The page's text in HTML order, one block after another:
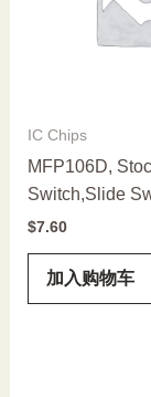
IC Chips
MFP106D,
Switch,Slide
$7.60
加入购物车